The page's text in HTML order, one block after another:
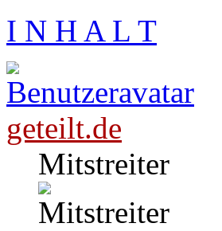
I N H A L T
geteilt.de
Mitstreiter